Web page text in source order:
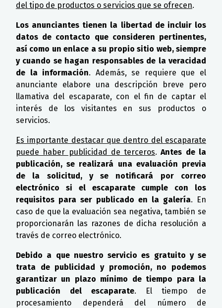
del tipo de productos o servicios que se ofrecen.
Los anunciantes tienen la libertad de incluir los
datos de contacto que consideren pertinentes,
así como un enlace a su propio sitio web, siempre
y cuando se hagan responsables de la veracidad
de la información. Además, se requiere que el
anunciante elabore una descripción breve pero
llamativa del escaparate, con el fin de captar el
interés de los visitantes en sus productos o
servicios.
Es importante destacar que dentro del escaparate
puede haber publicidad de terceros.Antes de la
publicación, se realizará una evaluación previa
de la solicitud, y se notificará por correo
electrónico si el escaparate cumple con los
requisitos para ser publicado en la galería. En
caso de que la evaluación sea negativa, también se
proporcionarán las razones de dicha resolución a
través de correo electrónico.
Debido a que nuestro servicio es gratuito y se
trata de publicidad y promoción, no podemos
garantizar un plazo mínimo de tiempo para la
publicación del escaparate. El tiempo de
procesamiento dependerá del número de